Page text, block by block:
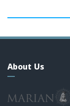
About Us